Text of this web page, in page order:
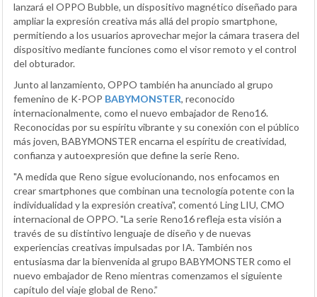
lanzará el OPPO Bubble, un dispositivo magnético diseñado para
ampliar la expresión creativa más allá del propio smartphone,
permitiendo a los usuarios aprovechar mejor la cámara trasera del
dispositivo mediante funciones como el visor remoto y el control
del obturador.
Junto al lanzamiento, OPPO también ha anunciado al grupo
femenino de K-POP BABYMONSTER, reconocido
internacionalmente, como el nuevo embajador de Reno16.
Reconocidas por su espíritu vibrante y su conexión con el público
más joven, BABYMONSTER encarna el espíritu de creatividad,
confianza y autoexpresión que define la serie Reno.
"A medida que Reno sigue evolucionando, nos enfocamos en
crear smartphones que combinan una tecnología potente con la
individualidad y la expresión creativa", comentó Ling LIU, CMO
internacional de OPPO. "La serie Reno16 refleja esta visión a
través de su distintivo lenguaje de diseño y de nuevas
experiencias creativas impulsadas por IA. También nos
entusiasma dar la bienvenida al grupo BABYMONSTER como el
nuevo embajador de Reno mientras comenzamos el siguiente
capítulo del viaje global de Reno.”